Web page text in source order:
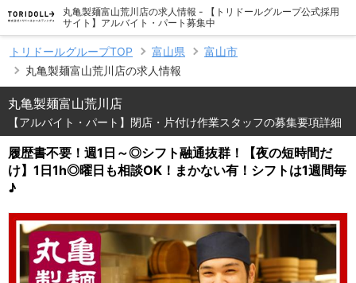
丸亀製麺富山荒川店の求人情報 - 【トリドールグループ公式採用
サイト】アルバイト・パート募集中
トリドールグループTOP 富山県
富山市
丸亀製麺富山荒川店の求人情報
丸亀製麺富山荒川店
【アルバイト・パート】閉店・片付け作業スタッフの募集要項詳細
履歴書不要！週1日～◎シフト融通抜群！【夜の短時間だ
け】1日1h◎曜日も相談OK！まかない有！シフトは1週間毎
♪